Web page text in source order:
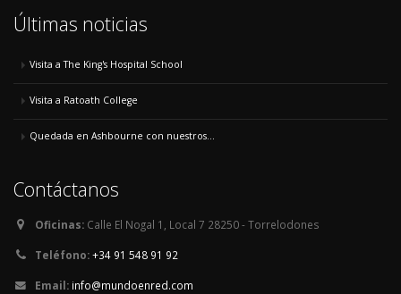
Últimas noticias
Visita a The King's Hospital School
Visita a Ratoath College
Quedada en Ashbourne con nuestros...
Contáctanos
Oficinas: Calle El Nogal 1, Local 7 28250 - Torrelodones
Teléfono:+34 91 548 91 92
Email: info@mundoenred.com